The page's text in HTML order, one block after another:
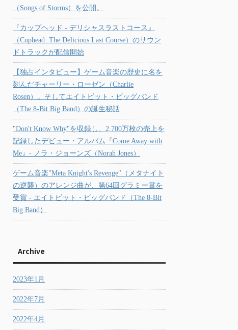
（Songs of Storms）を公開。
『カップヘッド - デリシャスラストコース』
（Cuphead: The Delicious Last Course）のサウン
ドトラックが配信開始
【独占インタビュー】ゲーム音楽の歴史に名を
刻んだチャーリー・ローゼン（Charlie
Rosen）。そしてエイトビット・ビッグバンド
（The 8-Bit Big Band）の誕生秘話
"Don't Know Why"を収録し、2,700万枚の売上を
記録したデビュー・アルバム『Come Away with
Me』- ノラ・ジョーンズ（Norah Jones）
ゲーム音楽"Meta Knight's Revenge"（メタナイト
の逆襲）のアレンジ曲が、第64回グラミー賞を
受賞 - エイトビット・ビッグバンド（The 8-Bit
Big Band）
Archive
2023年1月
2022年7月
2022年4月